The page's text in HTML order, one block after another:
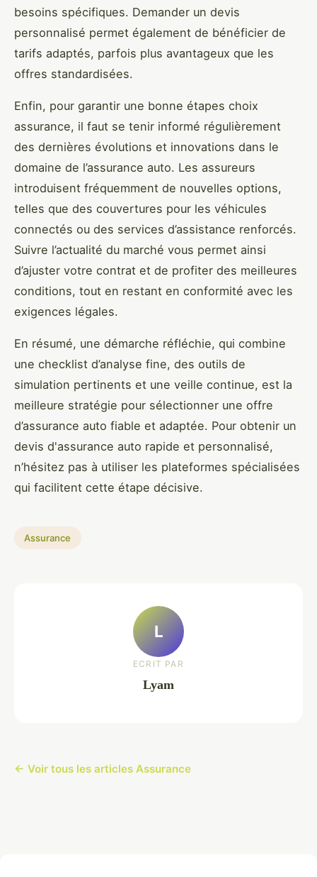
besoins spécifiques. Demander un devis
personnalisé permet également de bénéficier de
tarifs adaptés, parfois plus avantageux que les
offres standardisées.
Enfin, pour garantir une bonne étapes choix
assurance, il faut se tenir informé régulièrement
des dernières évolutions et innovations dans le
domaine de l’assurance auto. Les assureurs
introduisent fréquemment de nouvelles options,
telles que des couvertures pour les véhicules
connectés ou des services d’assistance renforcés.
Suivre l’actualité du marché vous permet ainsi
d’ajuster votre contrat et de profiter des meilleures
conditions, tout en restant en conformité avec les
exigences légales.
En résumé, une démarche réfléchie, qui combine
une checklist d’analyse fine, des outils de
simulation pertinents et une veille continue, est la
meilleure stratégie pour sélectionner une offre
d’assurance auto fiable et adaptée. Pour obtenir un
devis d'assurance auto rapide et personnalisé,
n’hésitez pas à utiliser les plateformes spécialisées
qui facilitent cette étape décisive.
Assurance
L
ECRIT PAR
Lyam
← Voir tous les articles Assurance